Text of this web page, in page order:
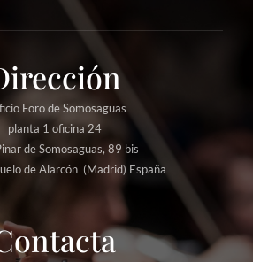
Foro de Somosaguas
planta 1 oficina 24
de Somosaguas, 89 bis
de Alarcón (Madrid) España